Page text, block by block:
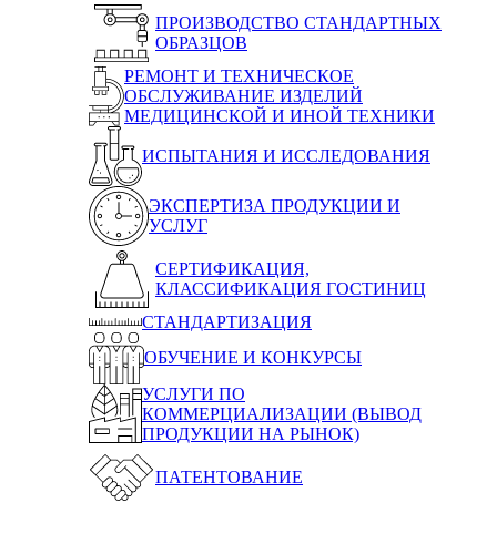
ПРОИЗВОДСТВО СТАНДАРТНЫХ
ОБРАЗЦОВ
РЕМОНТ И ТЕХНИЧЕСКОЕ
ОБСЛУЖИВАНИЕ ИЗДЕЛИЙ
МЕДИЦИНСКОЙ И ИНОЙ ТЕХНИКИ
ИСПЫТАНИЯ И ИССЛЕДОВАНИЯ
ЭКСПЕРТИЗА ПРОДУКЦИИ И
УСЛУГ
СЕРТИФИКАЦИЯ,
КЛАССИФИКАЦИЯ ГОСТИНИЦ
СТАНДАРТИЗАЦИЯ
ОБУЧЕНИЕ И КОНКУРСЫ
УСЛУГИ ПО
КОММЕРЦИАЛИЗАЦИИ (ВЫВОД
ПРОДУКЦИИ НА РЫНОК)
ПАТЕНТОВАНИЕ